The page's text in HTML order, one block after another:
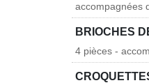
accompagnées
BRIOCHES
4 pièces -